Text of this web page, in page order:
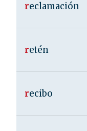
reclamación
retén
recibo